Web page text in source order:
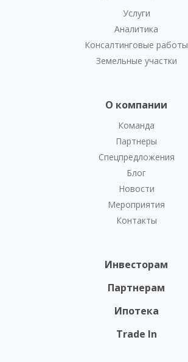
Услуги
Аналитика
Консалтинговые работы
Земельные участки
О компании
Команда
Партнеры
Спецпредложения
Блог
Новости
Мероприятия
Контакты
Инвесторам
Партнерам
Ипотека
Trade In